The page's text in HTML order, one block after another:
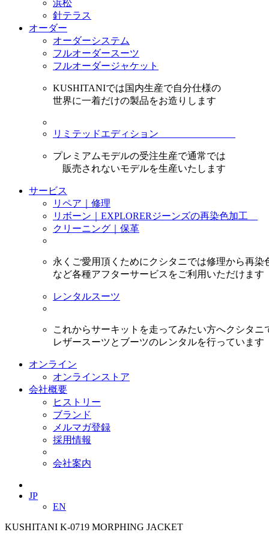
浜松
針テラス
オーダー
オーダーシステム
フルオーダースーツ
フルオーダージャケット
KUSHITANIでは国内生産で自分仕様の
世界に一着だけの製品をお造りします
リミテッドエディション
プレミアムモデルの受注生産で通常では
販売されないモデルを生産いたします
サービス
リペア｜修理
リボーン｜EXPLORERジーンズの再染色加工
クリーニング｜保革
永くご愛用頂くためにクシタニでは修理から再染
など各種アフターサービスをご利用いただけます
レンタルスーツ
これからサーキットを走ってみたい方へクシタニ
レザースーツとブーツのレンタルを行っています
オンライン
オンラインストア
会社概要
ヒストリー
ブランド
メルマガ登録
採用情報
会社案内
JP
EN
KUSHITANI K-0719 MORPHING JACKET